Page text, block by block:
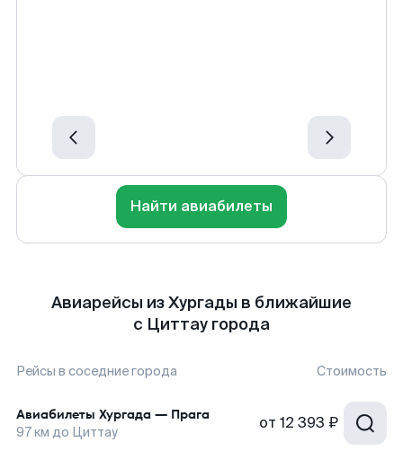
Найти авиабилеты
Авиарейсы из Хургады в ближайшие
с Циттау города
Рейсы в соседние города Стоимость
Авиабилеты Хургада — Прага
97км до Циттау от 12 393 ₽